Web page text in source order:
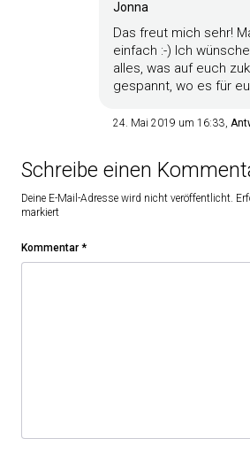
Jonna
Das freut mich sehr!
einfach :-) Ich
alles, was auf euch
gespannt, wo es für
24. Mai 2019 um 16:33
Schreibe einen
Deine E-Mail-Adresse wird nicht veröffentlicht.
markiert
Kommentar *